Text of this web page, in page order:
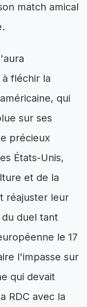
match amical
fléchir la
qui
sur ses
précieux
États-Unis,
et de la
réajuster leur
duel tant
le 17
l'impasse sur
qui devait
RDC avec la